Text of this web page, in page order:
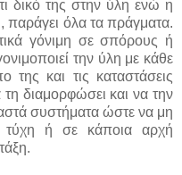
δικό της στην ύλη ενώ η
παράγει όλα τα πράγματα.
γόνιμη σε σπόρους ή
την ύλη με κάθε
και τις καταστάσεις
διαμορφώσει και να την
συστήματα ώστε να μη
ή σε κάποια αρχή